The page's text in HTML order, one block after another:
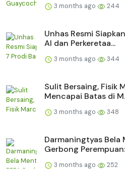
3 months ago 244
Unhas Resmi
AI dan Perkeretaa...
3 months ago 344
Sulit Bersaing, Fisik
Mencapai Batas di
3 months ago 348
Darmaningtyas Bela
Gerbong
3 months ago 252